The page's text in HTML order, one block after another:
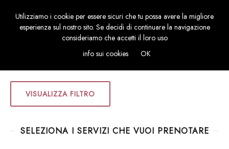
VISUALIZZA FILTRO
SELEZIONA I SERVIZI CHE VUOI PRENOTARE
Utilizziamo i cookie per essere sicuri che tu possa avere la migliore
esperienza sul nostro sito. Se decidi di continuare la navigazione
consideriamo che accetti il loro uso
info sui cookies
OK